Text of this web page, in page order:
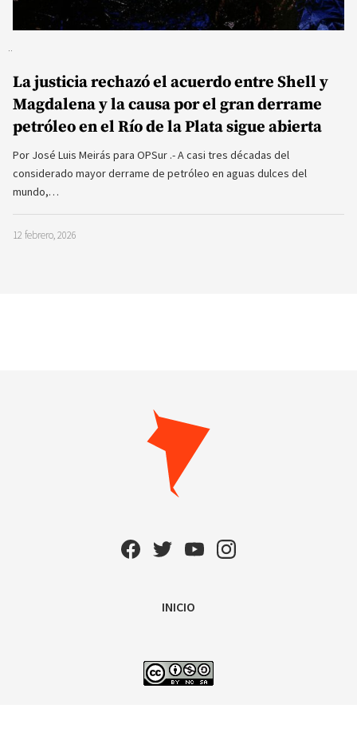
La justicia rechazó el acuerdo entre Shell y
Magdalena y la causa por el gran derrame
petróleo en el Río de la Plata sigue abierta
Por José Luis Meirás para OPSur .- A casi tres décadas del
considerado mayor derrame de petróleo en aguas dulces del
mundo,…
12 febrero, 2026
INICIO